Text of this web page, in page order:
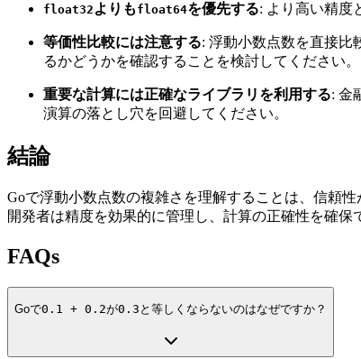
float32 よりも float64を優先する: より高い精度
等価性比較には注意する: 浮動小数点数を直接比
るかどうかを確認することを検討してください。
重要な計算には正確なライブラリを利用する: 金
演算の落とし穴を回避してください。
結論
Goで浮動小数点数の複雑さを理解することは、信頼
開発者は精度を効果的に管理し、計算の正確性を確保
FAQs
Goで0.1 + 0.2が0.3 と等しくならないのはなぜですか？